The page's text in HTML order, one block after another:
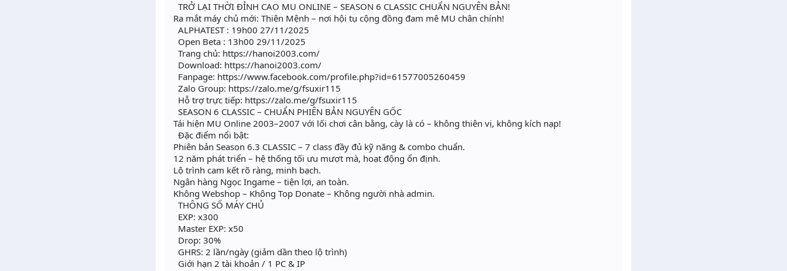
TRỞ LẠI THỜI ĐỈNH CAO MU ONLINE – SEASON 6 CLASSIC CHUẨN NGUYÊN BẢN!
Ra mắt máy chủ mới: Thiên Mệnh – nơi hội tụ cộng đồng đam mê MU chân chính!
ALPHATEST : 19h00 27/11/2025
Open Beta : 13h00 29/11/2025
Trang chủ: https://hanoi2003.com/
Download: https://hanoi2003.com/
Fanpage: https://www.facebook.com/profile.php?id=61577005260459
Zalo Group: https://zalo.me/g/fsuxir115
Hỗ trợ trực tiếp: https://zalo.me/g/fsuxir115
SEASON 6 CLASSIC – CHUẨN PHIÊN BẢN NGUYÊN GỐC
Tái hiện MU Online 2003–2007 với lối chơi cân bằng, cày là có – không thiên vị, không kích nạp!
Đặc điểm nổi bật:
Phiên bản Season 6.3 CLASSIC – 7 class đầy đủ kỹ năng & combo chuẩn.
12 năm phát triển – hệ thống tối ưu mượt mà, hoạt động ổn định.
Lộ trình cam kết rõ ràng, minh bạch.
Ngân hàng Ngọc Ingame – tiện lợi, an toàn.
Không Webshop – Không Top Donate – Không người nhà admin.
THÔNG SỐ MÁY CHỦ
EXP: x300
Master EXP: x50
Drop: 30%
GHRS: 2 lần/ngày (giảm dần theo lộ trình)
Giới hạn 2 tài khoản / 1 PC & IP